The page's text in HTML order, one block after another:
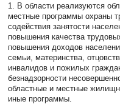
1. В области реализуются
местные программы охраны
содействия занятости
повышения качества
повышения доходов
семьи, материнства,
инвалидов и пожилых
безнадзорности
областные и местные
иные программы.